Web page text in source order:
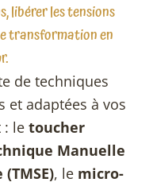
libérer les tensions
transformation en
de techniques
et adaptées à vos
: letoucher
Manuelle
, le micro-